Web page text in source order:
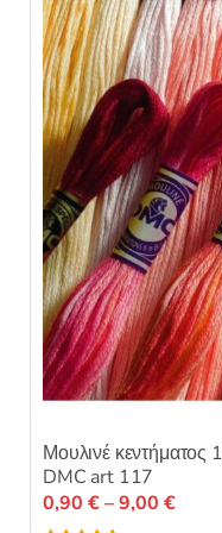
Μουλινέ κεντήματος
DMC art 117
0,90 €–9,00 €Price